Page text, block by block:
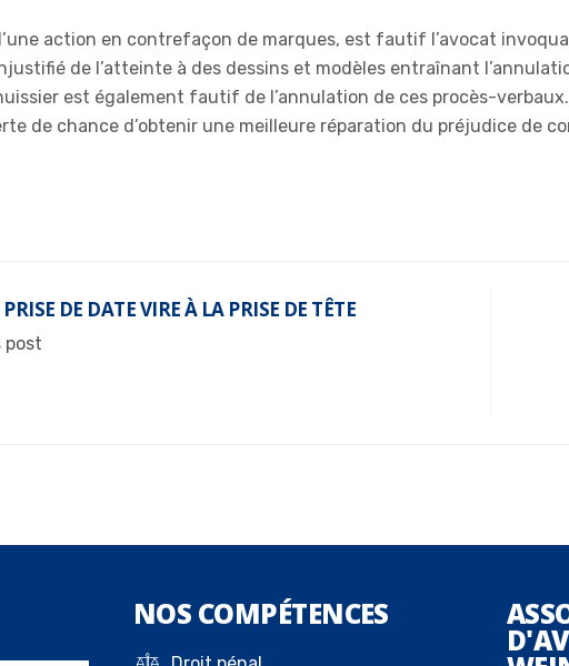
action en contrefaçon de marques, est fautif l’avocat
de l’atteinte à des dessins et modèles entraînant
est également fautif de l’annulation de ces procès-
de chance d’obtenir une meilleure réparation du préjudice de
DE DATE VIRE À LA PRISE DE TÊTE
post
NOS COMPÉTENCES